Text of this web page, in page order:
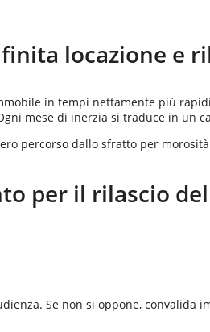
locazione e
in tempi nettamente più
mese di inerzia si traduce in
percorso dallo sfratto per
per il rilascio
Se non si oppone,